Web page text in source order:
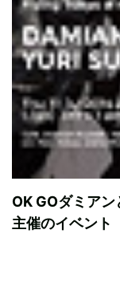
OK GOダミア
主催のイベント